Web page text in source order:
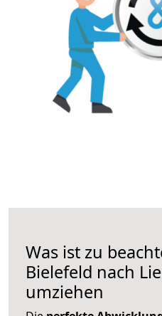
Was ist zu
Bielefeld nach
umziehen